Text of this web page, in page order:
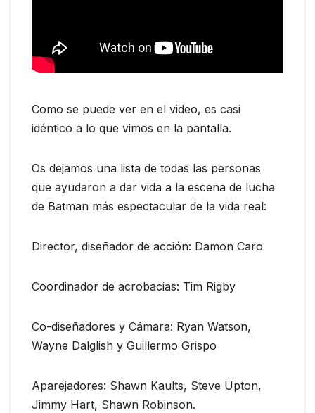
Como se puede ver en el video, es casi
idéntico a lo que vimos en la pantalla.
Os dejamos una lista de todas las personas
que ayudaron a dar vida a la escena de lucha
de Batman más espectacular de la vida real:
Director, diseñador de acción: Damon Caro
Coordinador de acrobacias: Tim Rigby
Co-diseñadores y Cámara: Ryan Watson,
Wayne Dalglish y Guillermo Grispo
Aparejadores: Shawn Kaults, Steve Upton,
Jimmy Hart, Shawn Robinson.